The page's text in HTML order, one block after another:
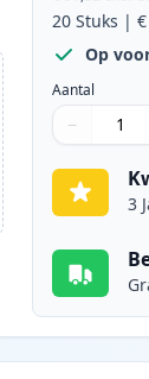
20 Stuks |
Op
Aantal
Aantal
Gebruik de
−
Aantal 1
3